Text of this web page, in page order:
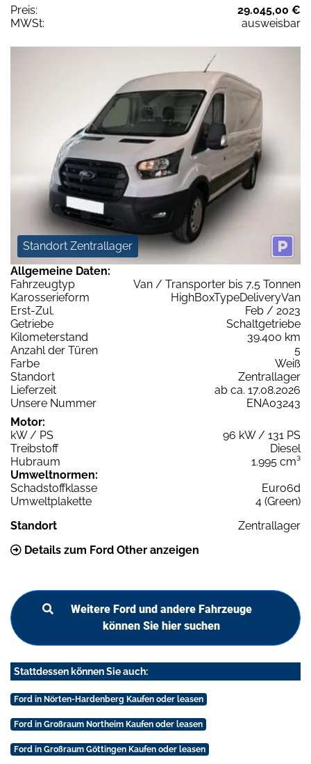
Preis:
29.045,00 €
MWSt:
ausweisbar
Standort Zentrallager
Allgemeine Daten:
Fahrzeugtyp
Van / Transporter bis 7,5 Tonnen
Karosserieform
HighBoxTypeDeliveryVan
Erst-Zul.
Feb / 2023
Getriebe
Schaltgetriebe
Kilometerstand
39.400 km
Anzahl der Türen
5
Farbe
Weiß
Standort
Zentrallager
Lieferzeit
ab ca. 17.08.2026
Unsere Nummer
ENA03243
Motor:
kW / PS
96 kW / 131 PS
Treibstoff
Diesel
Hubraum
1.995 cm³
Umweltnormen:
Schadstoffklasse
Euro6d
Umweltplakette
4 (Green)
Standort
Zentrallager
Details zum Ford Other anzeigen
Weitere Ford und andere Fahrzeuge
können Sie hier suchen
Stattdessen können Sie auch:
Ford in Nörten-Hardenberg Kaufen oder leasen
Ford in Großraum Northeim Kaufen oder leasen
Ford in Großraum Göttingen Kaufen oder leasen